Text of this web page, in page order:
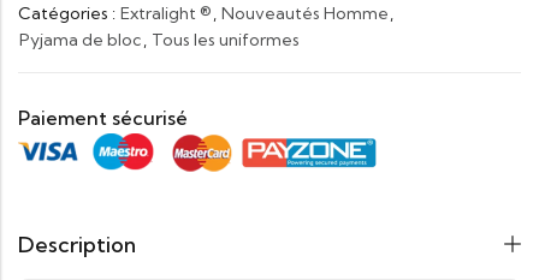
Catégories : Extralight ®, Nouveautés Homme,
Pyjama de bloc, Tous les uniformes
Paiement sécurisé
Description